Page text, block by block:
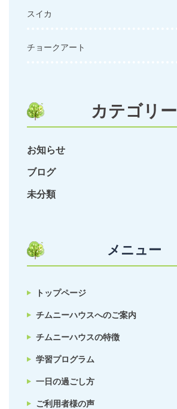
スイカ
チョークアート
カテゴリー
お知らせ
ブログ
未分類
メニュー
トップページ
チムニーハウスへのご案内
チムニーハウスの特徴
学習プログラム
一日の過ごし方
ご利用者様の声